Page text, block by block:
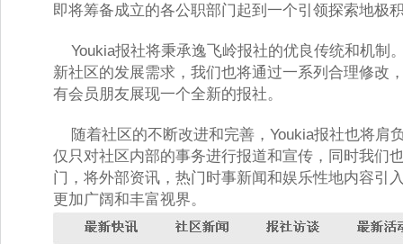
即将筹备成立的各公职部门起到一个引领探索地极
Youkia报社将秉承逸飞岭报社的优良传统和机制
新社区的发展需求，我们也将通过一系列合理修改
有会员朋友展现一个全新的报社。
随着社区的不断改进和完善，Youkia报社也将肩
仅只对社区内部的事务进行报道和宣传，同时我们
门，将外部资讯，热门时事新闻和娱乐性地内容引
更加广阔和丰富视界。